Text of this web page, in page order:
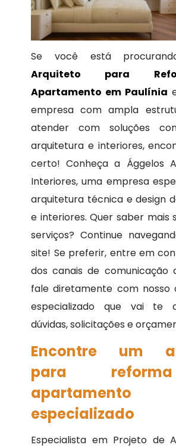
Se você está
Arquiteto para
Apartamento em Paulínia
empresa com ampla
atender com soluções
arquitetura e interiores,
certo! Conheça a Ággelos
Interiores, uma empresa
arquitetura técnica e design
e interiores. Quer saber mais
serviços? Continue
site! Se preferir, entre em
dos canais de comunicação
fale diretamente com nosso
especializado que vai te
dúvidas, solicitações e
Encontre um
para
apartamento
especializado
Especialista em Projeto de